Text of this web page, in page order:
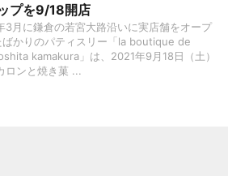
プを9/18開店
3月に鎌倉の若宮大路沿いに実店舗をオープ
ばかりのパティスリー「la boutique de
kamakura」は、2021年9月18日（土）
ロンと焼き菓 ...